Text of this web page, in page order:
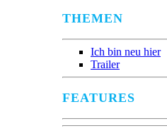
THEMEN
Ich bin neu hier
Trailer
FEATURES